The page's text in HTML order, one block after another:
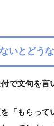
いとどう
で文句を言
「もらって